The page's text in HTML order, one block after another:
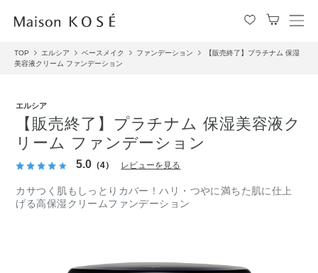
メ
ュ
TOP エルシア ベースメイク ファンデーション
【販売終了】プラチナム 保湿
美容液クリーム ファンデーション
エルシア
【販売終了】プラチナム 保湿美容液ク
リーム ファンデーション
5.0 （4） レビューを見る
カサつく肌もしっとりカバー！ハリ・つやに満ちた肌に仕上
げる高保湿クリームファンデーション